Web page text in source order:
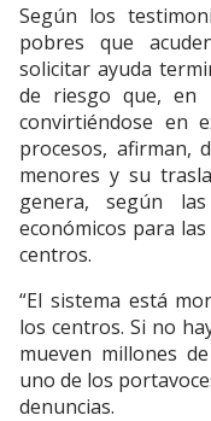
Según los
pobres que
solicitar ayuda
de riesgo que, en
convirtiéndose en
procesos, afirman,
menores y su
genera, según
económicos para
centros.
“El sistema está
los centros. Si no
mueven millones
uno de los
denuncias.